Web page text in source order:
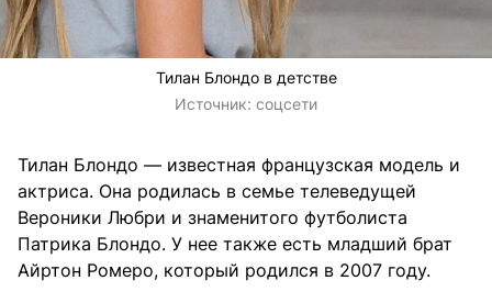
Тилан Блондо в детстве
Источник: соцсети
Тилан Блондо — известная французская модель и
актриса. Она родилась в семье телеведущей
Вероники Любри и знаменитого футболиста
Патрика Блондо. У нее также есть младший брат
Айртон Ромеро, который родился в 2007 году.